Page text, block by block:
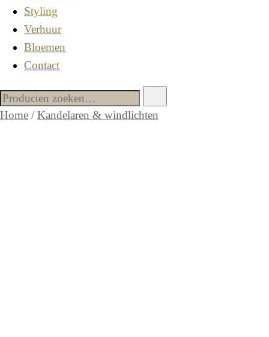
Styling
Verhuur
Bloemen
Contact
Home / Kandelaren & windlichten